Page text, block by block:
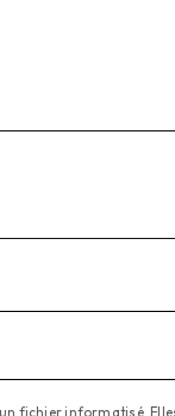
fichier informatisé.